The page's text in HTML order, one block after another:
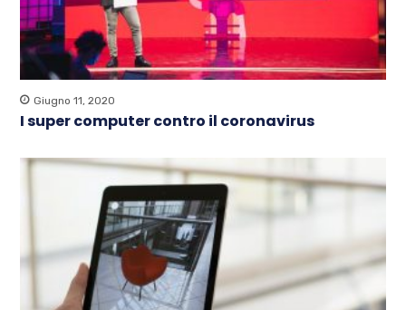
Giugno 11, 2020
I super computer contro il coronavirus